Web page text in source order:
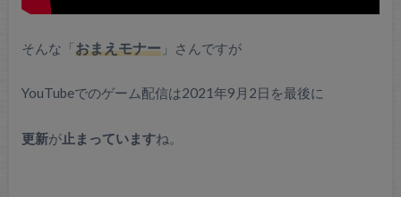
そんな「おまえモナー」さんですが
YouTubeでのゲーム配信は2021年9月2日を最後に
更新が止まっていますね。